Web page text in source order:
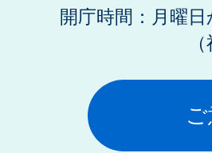
開庁時間：月曜